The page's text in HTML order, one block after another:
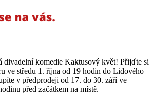
divadelní komedie Kaktusový květ! Přijďte si
ve středu 1. října od 19 hodin do Lidového
v předprodeji od 17. do 30. září ve
před začátkem na místě.